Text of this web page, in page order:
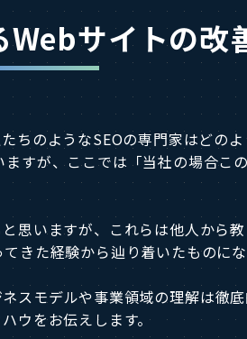
Webサイトの改
ちのようなSEOの専門家はどの
すが、ここでは「当社の場合こ
思いますが、これらは他人から
きた経験から辿り着いたものに
スモデルや事業領域の理解は徹
ウをお伝えします。